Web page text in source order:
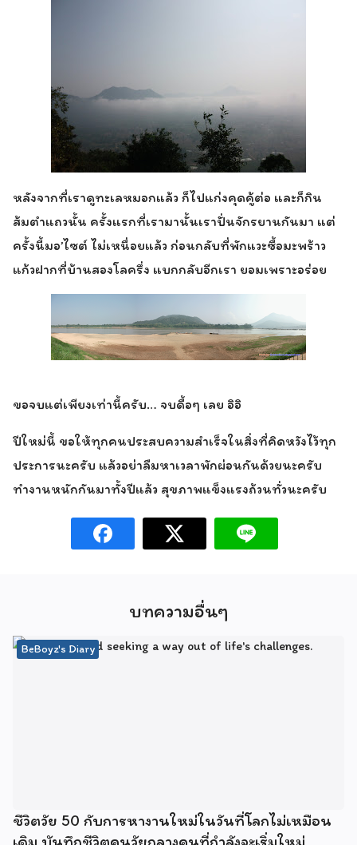
หลังจากที่เราดูทะเลหมอกแล้ว ก็ไปแก่งคุดคู้ต่อ และก็กิน
ส้มตำแถวนั้น ครั้งแรกที่เรามานั้นเราปั่นจักรยานกันมา แต่
ครั้งนี้มอ’ไซต์ ไม่เหนื่อยแล้ว ก่อนกลับที่พักแวะซื้อมะพร้าว
แก้วฝากที่บ้านสองโลครึ่ง แบกกลับอีกเรา ยอมเพราะอร่อย
ขอจบแต่เพียงเท่านี้ครับ… จบดื้อๆ เลย อิอิ
ปีใหม่นี้ ขอให้ทุกคนประสบความสำเร็จในสิ่งที่คิดหวังไว้ทุก
ประการนะครับ แล้วอย่าลืมหาเวลาพักผ่อนกันด้วยนะครับ
ทำงานหนักกันมาทั้งปีแล้ว สุขภาพแข็งแรงถ้วนทั่วนะครับ
บทความอื่นๆ
BeBoyz's Diary
ชีวิตวัย 50 กับการหางานใหม่ในวันที่โลกไม่เหมือน